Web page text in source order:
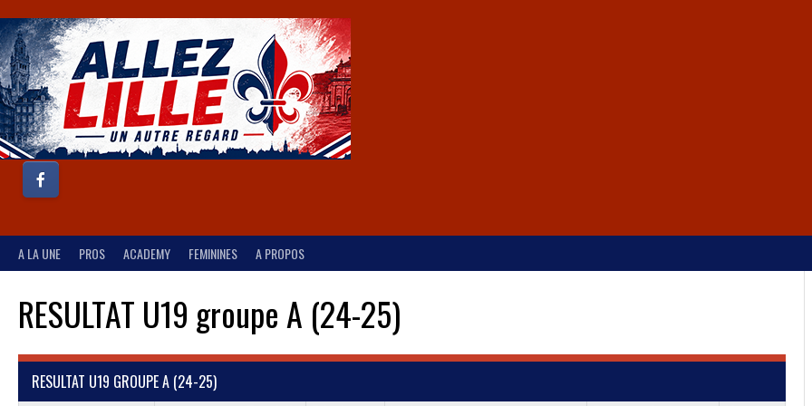
A LA UNE PROS ACADEMY FEMININES A PROPOS
RESULTAT U19 groupe A (24-25)
RESULTAT U19 GROUPE A (24-25)